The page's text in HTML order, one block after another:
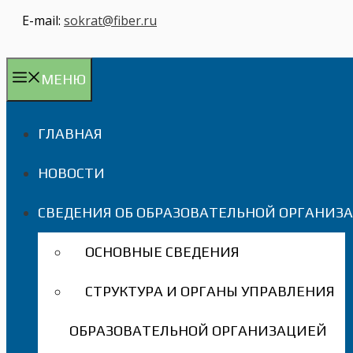
E-mail: sokrat@fiber.ru
МЕНЮ
ГЛАВНАЯ
НОВОСТИ
СВЕДЕНИЯ ОБ ОБРАЗОВАТЕЛЬНОЙ
ОСНОВНЫЕ СВЕДЕНИЯ
СТРУКТУРА И ОРГАНЫ УПРАВЛЕНИЯ
ОБРАЗОВАТЕЛЬНОЙ ОРГАНИЗАЦИЕЙ